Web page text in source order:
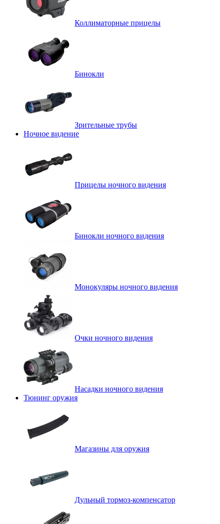
Коллиматорные прицелы
Бинокли
Зрительные трубы
Ночное видение
Прицелы ночного видения
Бинокли ночного видения
Монокуляры ночного видения
Очки ночного видения
Насадки ночного видения
Тюнинг оружия
Магазины для оружия
Дульный тормоз-компенсатор